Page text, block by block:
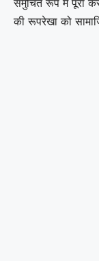
समुचित रूप में पूरा
की रूपरेखा को